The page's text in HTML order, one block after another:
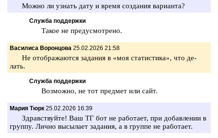
Можно ли узнать дату и время со­зда­ния ва­ри­ан­та?
Служба поддержки
Такое не преду­смот­ре­но.
Василиса Воронцова 25.02.2026 21:58
Не отоб­ра­жа­ют­ся за­да­ния в «моя ста­ти­сти­ка», что де­
лать.
Служба поддержки
Воз­мож­но, не тот пред­мет или сайт.
Мария Тюрк 25.02.2026 16:39
Здрав­ствуй­те! Ваш ТГ бот не ра­бо­та­ет, при до­бав­ле­нии в
груп­пу. Лично вы­сы­ла­ет за­да­ния, а в груп­пе не ра­бо­та­ет.